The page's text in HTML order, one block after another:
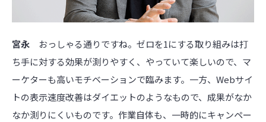
宮永 おっしゃる通りですね。ゼロを1にする取り組みは打
ち手に対する効果が測りやすく、やっていて楽しいので、マ
ーケターも高いモチベーションで臨みます。一方、Webサイ
トの表示速度改善はダイエットのようなもので、成果がなか
なか測りにくいものです。作業自体も、一時的にキャンペー